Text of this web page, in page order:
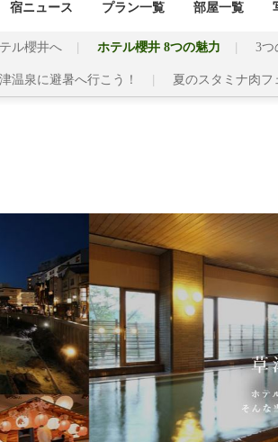
宿ニュース プラン一覧 部屋一覧
ル櫻井へ ホテル櫻井 8つの魅力 3つ
温泉に避暑へ行こう！ 夏のスタミナ肉フ